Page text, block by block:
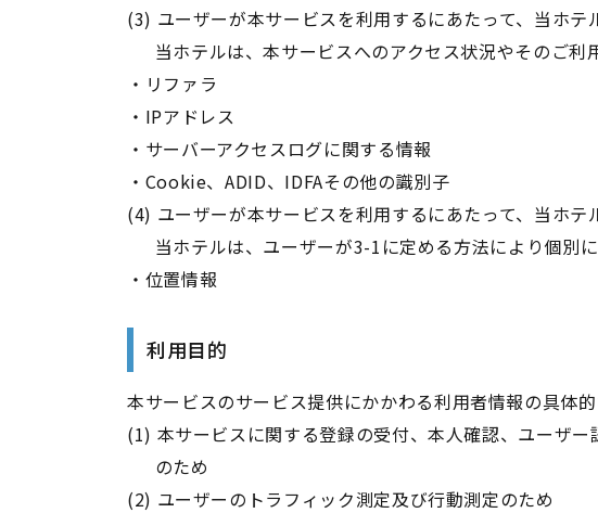
(3) ユーザーが本サービスを利用するにあたって、当ホテ
当ホテルは、本サービスへのアクセス状況やそのご
・リファラ
・IPアドレス
・サーバーアクセスログに関する情報
・Cookie、ADID、IDFAその他の識別子
(4) ユーザーが本サービスを利用するにあたって、当ホ
当ホテルは、ユーザーが3-1に定める方法により個別
・位置情報
利用目的
本サービスのサービス提供にかかわる利用者情報の具体
(1) 本サービスに関する登録の受付、本人確認、ユーザ
のため
(2) ユーザーのトラフィック測定及び行動測定のため